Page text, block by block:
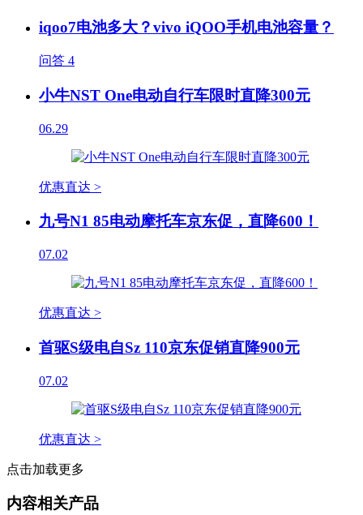
iqoo7电池多大？vivo iQOO手机电池容量？
问答 4
小牛NST One电动自行车限时直降300元
06.29
优惠直达 >
九号N1 85电动摩托车京东促，直降600！
07.02
优惠直达 >
首驱S级电自Sz 110京东促销直降900元
07.02
优惠直达 >
点击加载更多
内容相关产品